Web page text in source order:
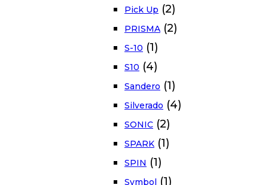
Pick Up (2)
PRISMA (2)
S-10 (1)
S10 (4)
Sandero (1)
Silverado (4)
SONIC (2)
SPARK (1)
SPIN (1)
Symbol (1)